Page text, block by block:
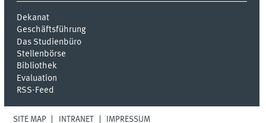
Dekanat
Geschäftsführung
Das Studienbüro
Stellenbörse
Bibliothek
Evaluation
RSS-Feed
SITE MAP INTRANET IMPRESSUM